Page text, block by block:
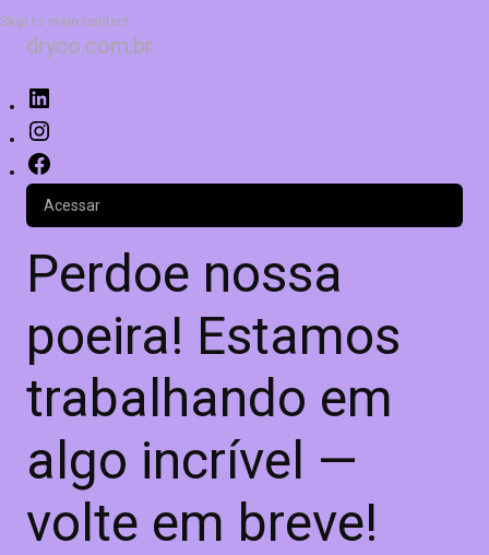
Skip to main content
dryco.com.br
Acessar
Perdoe nossa
poeira! Estamos
trabalhando em
algo incrível —
volte em breve!